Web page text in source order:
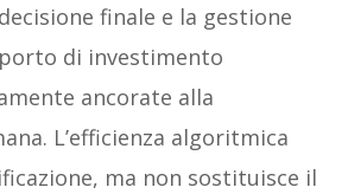
finale e la gestione
di investimento
ancorate alla
L’efficienza algoritmica
ma non sostituisce il